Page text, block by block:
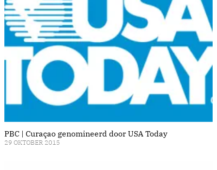
PBC | Curaçao genomineerd door USA Today
29 OKTOBER 2015